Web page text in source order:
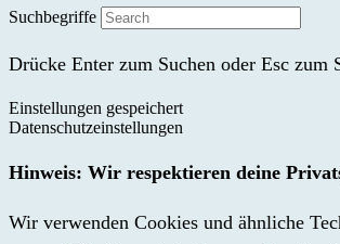
Suchbegriffe
Drücke Enter zum Suchen oder Esc zum
Einstellungen gespeichert
Datenschutzeinstellungen
Hinweis: Wir respektieren deine
Wir verwenden Cookies und ähnliche